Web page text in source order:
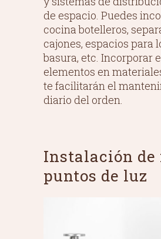
de espacio. Puedes
cocina botelleros,
cajones, espacios para
basura, etc. Incorporar
elementos en
te facilitarán el
diario del orden.
Instalación de
puntos de luz